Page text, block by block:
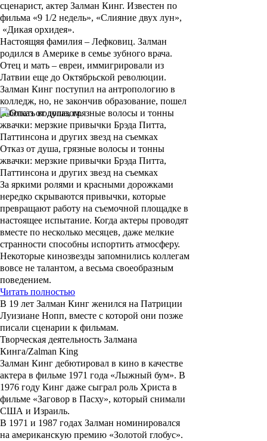
сценарист, актер Залман Кинг. Известен по
фильма «9 1/2 недель», «Слияние двух лун»,
«Дикая орхидея».
Настоящяя фамилия – Лефковиц. Залман
родился в Америке в семье зубного врача.
Отец и мать – евреи, иммигрировали из
Латвии еще до Октябрьской революции.
Залман Кинг поступил на антропологию в
колледж, но, не закончив образование, пошел
работать водолазом.
Отказ от душа, грязные волосы и тонны
жвачки: мерзкие привычки Брэда Питта,
Паттинсона и других звезд на съемках
За яркими ролями и красными дорожками
нередко скрываются привычки, которые
превращают работу на съемочной площадке в
настоящее испытание. Когда актеры проводят
вместе по несколько месяцев, даже мелкие
странности способны испортить атмосферу.
Некоторые кинозвезды запомнились коллегам
вовсе не талантом, а весьма своеобразным
поведением.
Читать полностью
В 19 лет Залман Кинг женился на Патриции
Луизиане Нопп, вместе с которой они позже
писали сценарии к фильмам.
Творческая деятельность Залмана
Кинга/Zalman King
Залман Кинг дебютировал в кино в качестве
актера в фильме 1971 года «Лыжный бум». В
1976 году Кинг даже сыграл роль Христа в
фильме «Заговор в Пасху», который снимали
США и Израиль.
В 1971 и 1987 годах Залман номинировался
на американскую премию «Золотой глобус».